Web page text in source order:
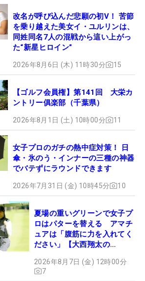
改名が呼び込んだ悲願の初V！ 苦節
を乗り越えた美女イ・ユルリンは、
同姓同名7人の混戦から這い上がっ
た“新星ヒロイン”
2026年8月6日 (木) 11時30分 15
【ゴルフ会員権】第141回 大栄カ
ントリー俱楽部（千葉県）
2026年8月1日 (土) 10時00分 11
女子プロのガチの熱中症対策！ 日
傘・氷のう・インナーの三種の神器
でバテずにラウンドできます
2026年7月31日 (金) 10時45分 10
夏場の重いグリーンで女子プ
ロはパターを替える アマチ
ュアは「腹筋に力を入れてく
ださい」【大西翔太の
2026年8月7日 (金) 12時00分
7